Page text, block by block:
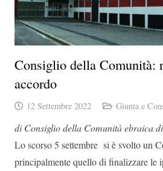
Consiglio della Comunità:
accordo
12 Settembre 2022 Giunta e
di Consiglio della Comunità ebraica
Lo scorso 5 settembre si è svolto un
principalmente quello di finalizzare le